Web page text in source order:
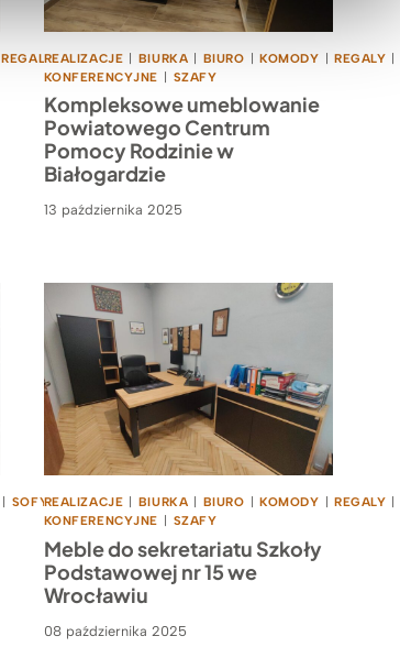
REGALY | SZAFY
REALIZACJE | BIURKA | BIURO | KOMODY | REGALY |
KONFERENCYJNE | SZAFY
Kompleksowe umeblowanie
Powiatowego Centrum
Pomocy Rodzinie w
Białogardzie
13 października 2025
SOFY | SZAFY
REALIZACJE BIURKA BIURO KOMODY REGALY
KONFERENCYJNE
SZAFY
Meble do sekretariatu Szkoły
Podstawowej nr 15 we
Wrocławiu
08 października 2025